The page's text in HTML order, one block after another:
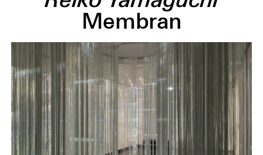
Membran